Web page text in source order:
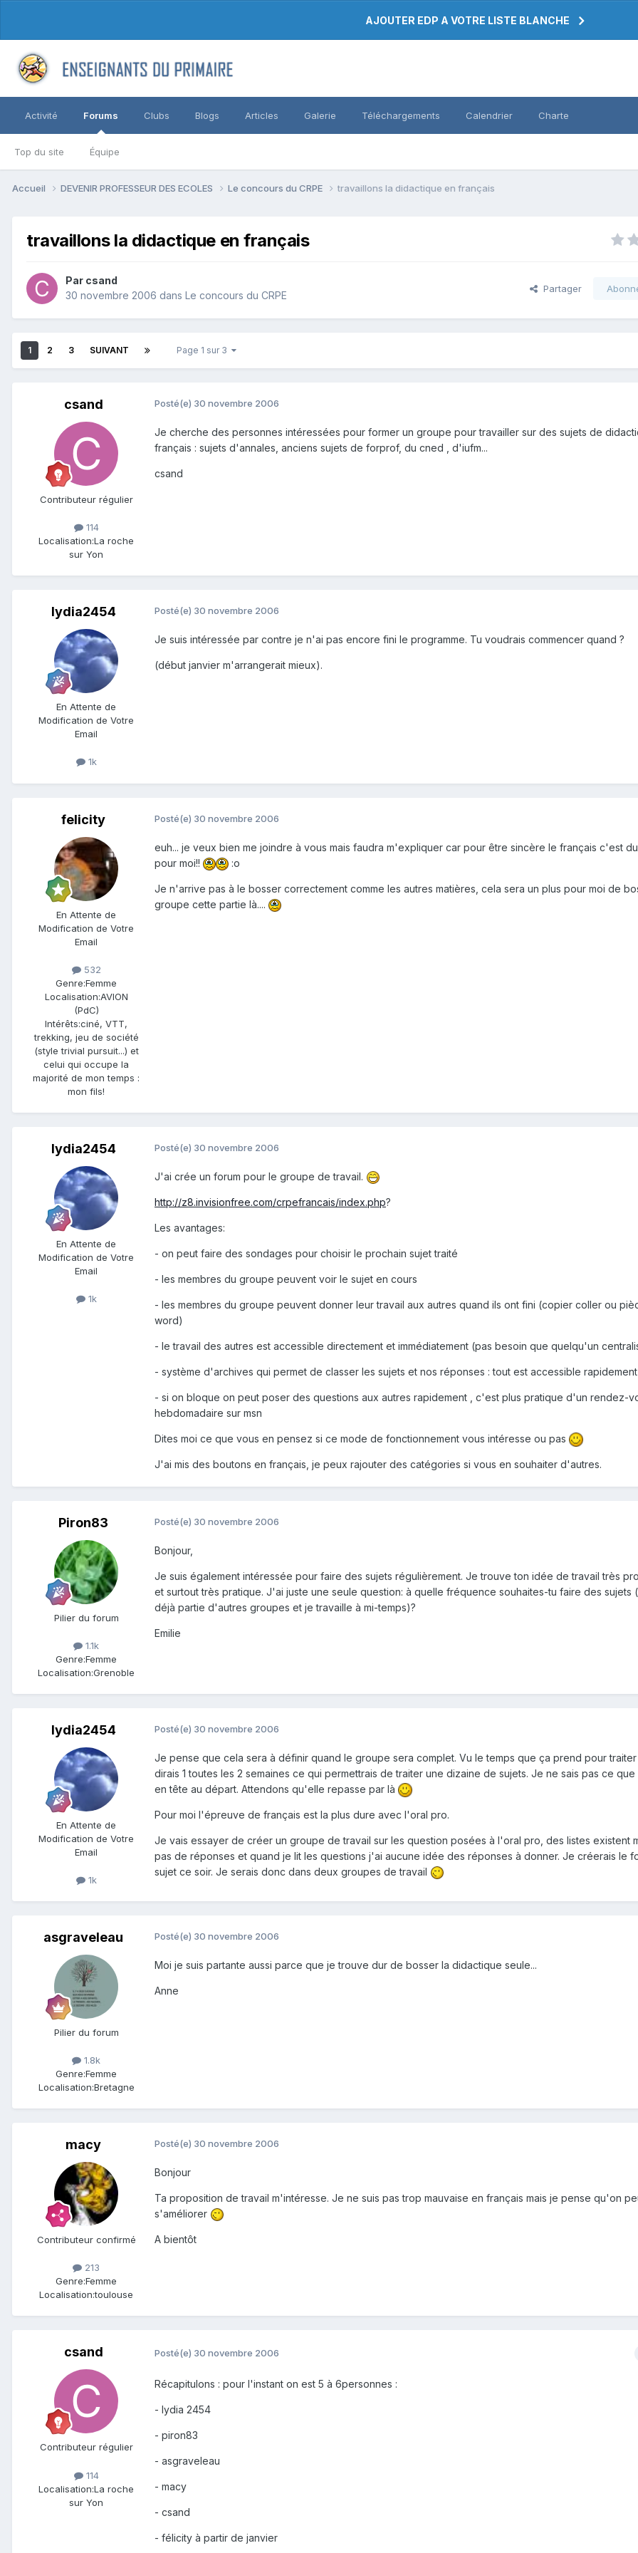
AJOUTER EDP A VOTRE LISTE BLANCHE
Activité Forums
Top du site Équipe
Clubs Blogs Articles Galerie Téléchargements Calendrier Charte
Accueil DEVENIR PROFESSEUR DES ECOLES Le concours du CRPE travaillons la didactique en français
travaillons la didactique en français
Par csand
30 novembre 2006 dans Le concours du CRPE
Partager
1 2 3 SUIVANT Page 1 sur 3
csand
Contributeur régulier
114
Localisation:La roche
sur Yon
Posté(e) 30 novembre 2006
Je cherche des personnes intéressées pour former un groupe pour travailler sur des sujets de
français : sujets d'annales, anciens sujets de forprof, du cned , d'iufm...
csand
lydia2454
En Attente de
Modification de Votre
Email
1k
Posté(e) 30 novembre 2006
Je suis intéressée par contre je n'ai pas encore fini le programme. Tu voudrais commencer quand ?
(début janvier m'arrangerait mieux).
felicity
En Attente de
Modification de Votre
Email
532
Genre:Femme
Localisation:AVION
(PdC)
Intérêts:ciné, VTT,
trekking, jeu de société
(style trivial pursuit...) et
celui qui occupe la
majorité de mon temps :
mon fils!
Posté(e) 30 novembre 2006
euh... je veux bien me joindre à vous mais faudra m'expliquer car pour être sincère le français c'est
pour moi!!
:o
Je n'arrive pas à le bosser correctement comme les autres matières, cela sera un plus pour moi de
groupe cette partie là....
lydia2454
En Attente de
Modification de Votre
Email
1k
Posté(e) 30 novembre 2006
J'ai crée un forum pour le groupe de travail.
http://z8.invisionfree.com/crpefrancais/index.php?
Les avantages:
- on peut faire des sondages pour choisir le prochain sujet traité
- les membres du groupe peuvent voir le sujet en cours
- les membres du groupe peuvent donner leur travail aux autres quand ils ont fini (copier coller ou
word)
- le travail des autres est accessible directement et immédiatement (pas besoin que quelqu'un
- système d'archives qui permet de classer les sujets et nos réponses : tout est accessible rapidement
- si on bloque on peut poser des questions aux autres rapidement , c'est plus pratique d'un rendez-
hebdomadaire sur msn
Dites moi ce que vous en pensez si ce mode de fonctionnement vous intéresse ou pas
J'ai mis des boutons en français, je peux rajouter des catégories si vous en souhaiter d'autres.
Piron83
Pilier du forum
1.1k
Genre:Femme
Localisation:Grenoble
Posté(e) 30 novembre 2006
Bonjour,
Je suis également intéressée pour faire des sujets régulièrement. Je trouve ton idée de travail très
et surtout très pratique. J'ai juste une seule question: à quelle fréquence souhaites-tu faire des sujets
déjà partie d'autres groupes et je travaille à mi-temps)?
Emilie
lydia2454
En Attente de
Modification de Votre
Email
1k
Posté(e) 30 novembre 2006
Je pense que cela sera à définir quand le groupe sera complet. Vu le temps que ça prend pour traiter
dirais 1 toutes les 2 semaines ce qui permettrais de traiter une dizaine de sujets. Je ne sais pas ce
en tête au départ. Attendons qu'elle repasse par là
Pour moi l'épreuve de français est la plus dure avec l'oral pro.
Je vais essayer de créer un groupe de travail sur les question posées à l'oral pro, des listes existent
pas de réponses et quand je lit les questions j'ai aucune idée des réponses à donner. Je créerais le
sujet ce soir. Je serais donc dans deux groupes de travail
asgraveleau
Pilier du forum
1.8k
Genre:Femme
Localisation:Bretagne
Posté(e) 30 novembre 2006
Moi je suis partante aussi parce que je trouve dur de bosser la didactique seule...
Anne
macy
Contributeur confirmé
213
Genre:Femme
Localisation:toulouse
Posté(e) 30 novembre 2006
Bonjour
Ta proposition de travail m'intéresse. Je ne suis pas trop mauvaise en français mais je pense qu'on
s'améliorer
A bientôt
csand
Contributeur régulier
114
Localisation:La roche
sur Yon
Posté(e) 30 novembre 2006
Récapitulons : pour l'instant on est 5 à 6personnes :
- lydia 2454
- piron83
- asgraveleau
- macy
- csand
- félicity à partir de janvier